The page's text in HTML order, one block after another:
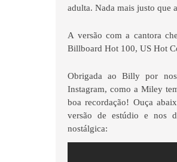
adulta. Nada mais justo que
A versão com a cantora
Billboard Hot 100, US Hot
Obrigada ao Billy por
Instagram, como a Miley
boa recordação! Ouça
versão de estúdio e nos
nostálgica: